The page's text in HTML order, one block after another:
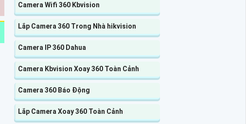
Camera Wifi 360 Kbvision
Lắp Camera 360 Trong Nhà hikvision
Camera IP 360 Dahua
Camera Kbvision Xoay 360 Toàn Cảnh
Camera 360 Báo Động
Lắp Camera Xoay 360 Toàn Cảnh